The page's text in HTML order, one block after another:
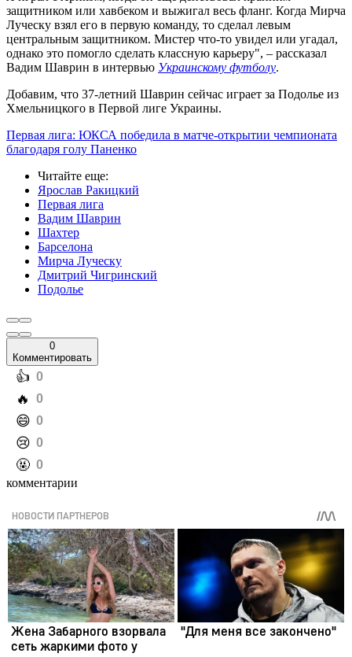
защитником или хавбеком и выжигал весь фланг. Когда Мирча
Луческу взял его в первую команду, то сделал левым
центральным защитником. Мистер что-то увидел или угадал,
однако это помогло сделать классную карьеру", – рассказал
Вадим Шаврин в интервью Украинскому футболу.
Добавим, что 37-летний Шаврин сейчас играет за Подолье из
Хмельницкого в Первой лиге Украины.
Первая лига: ЮКСА победила в матче-открытии чемпионата
благодаря голу Паненко
Читайте еще:
Ярослав Ракицкий
Первая лига
Вадим Шаврин
Шахтер
Барселона
Мирча Луческу
Дмитрий Чигринский
Подолье
0
Комментировать
️👍 0
️🔥 0
️😄 0
️😢 0
️🤬 0
комментарии